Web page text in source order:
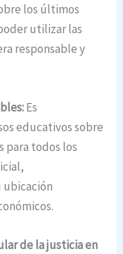
los últimos
utilizar las
responsable y
Es
educativos sobre
para todos los
de la justicia en